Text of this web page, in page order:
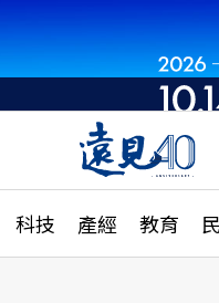
世
科技 產經 教育
特輯
大學升學、
縣市施政調